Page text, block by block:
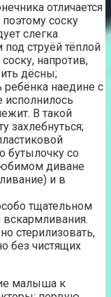
отличается
соску
слегка
струёй тёплой
напротив,
дёсны;
ребёнка наедине с
исполнилось
В такой
захлебнуться;
со
диване
и в
тщательном
вскармливания.
стерилизовать,
без чистящих
малыша к